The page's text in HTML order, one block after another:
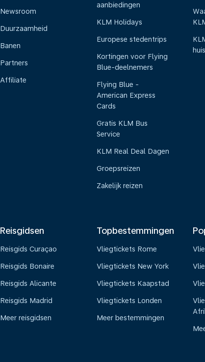
Newsroom
Duurzaamheid
Banen
Partners
Affiliate
aanbiedingen
KLM Holidays
Europese stedentrips
Kortingen voor Flying
Blue-deelnemers
Flying Blue -
American Express
Cards
Gratis KLM Bus
Service
KLM Real Deal Dagen
Groepsreizen
Zakelijk reizen
Reisgidsen
Reisgids Curaçao
Reisgids Bonaire
Reisgids Alicante
Reisgids Madrid
Meer reisgidsen
Topbestemmingen
Vliegtickets Rome
Vliegtickets New York
Vliegtickets Kaapstad
Vliegtickets Londen
Meer bestemmingen